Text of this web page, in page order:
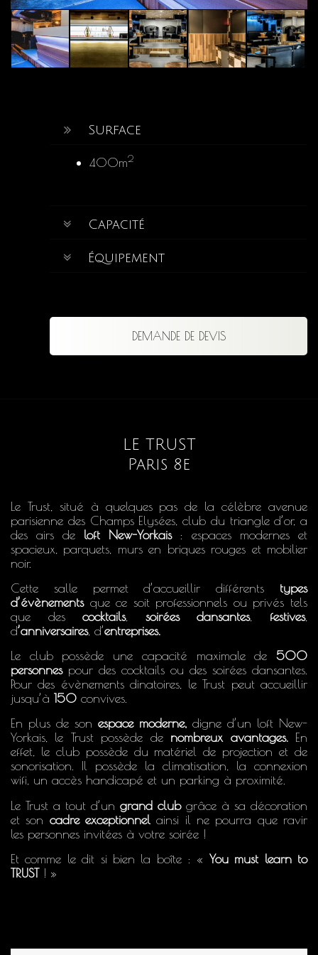
Surface
400m2
Capacité
Équipement
DEMANDE DE DEVIS
LE TRUST
Paris 8e
Le Trust, situé à quelques pas de la célèbre avenue
parisienne des Champs Elysées, club du triangle d’or, a
des airs de loft New-Yorkais: espaces modernes et
spacieux, parquets, murs en briques rouges et mobilier
noir.
Cette salle permet d’accueillir différents types
d’évènementsque ce soit professionnels ou privés tels
que descocktails, soirées dansantes, festives,
d’anniversaires, d’entreprises.
Le club possède une capacité maximale de 500
personnespour des cocktails ou des soirées dansantes.
Pour des évènements dinatoires, le Trust peut accueillir
jusqu’à 150 convives.
En plus de son espace moderne, digne d’un loft New-
Yorkais, le Trust possède de nombreux avantages. En
effet, le club possède du matériel de projection et de
sonorisation. Il possède la climatisation, la connexion
wifi, un accès handicapé et un parking à proximité.
Le Trust a tout d’un grand clubgrâce à sa décoration
et son cadre exceptionnel ainsi il ne pourra que ravir
les personnes invitées à votre soirée !
Et comme le dit si bien la boîte : « You must learn to
TRUST! »